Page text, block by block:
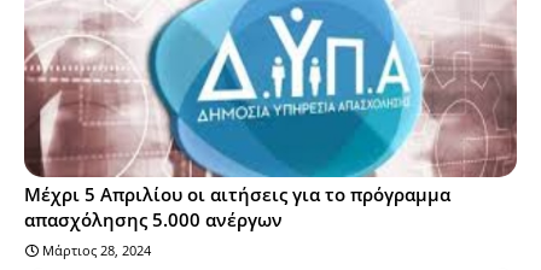
Μέχρι 5 Απριλίου οι αιτήσεις για το πρόγραμμα
απασχόλησης 5.000 ανέργων
Μάρτιος 28, 2024